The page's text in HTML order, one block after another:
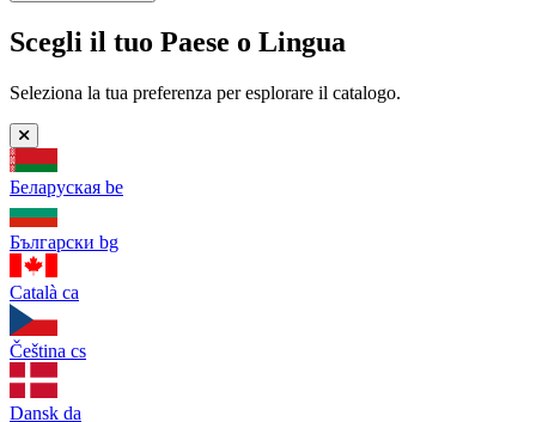
Scegli il tuo Paese o Lingua
Seleziona la tua preferenza per esplorare il catalogo.
Беларуская be
Български bg
Català ca
Čeština cs
Dansk da